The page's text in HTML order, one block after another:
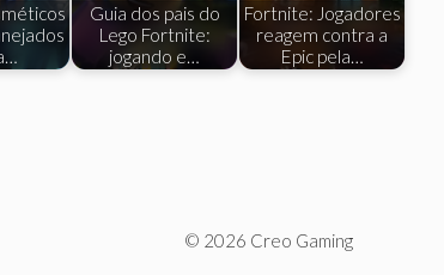
Guia dos pais do
Lego Fortnite:
jogando e…
Fortnite: Jogadores
reagem contra a
Epic pela…
© 2026 Creo Gaming